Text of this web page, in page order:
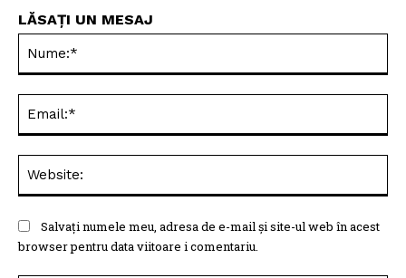
LĂSAȚI UN MESAJ
Salvați numele meu, adresa de e-mail și site-ul web în acest
browser pentru data viitoare i comentariu.